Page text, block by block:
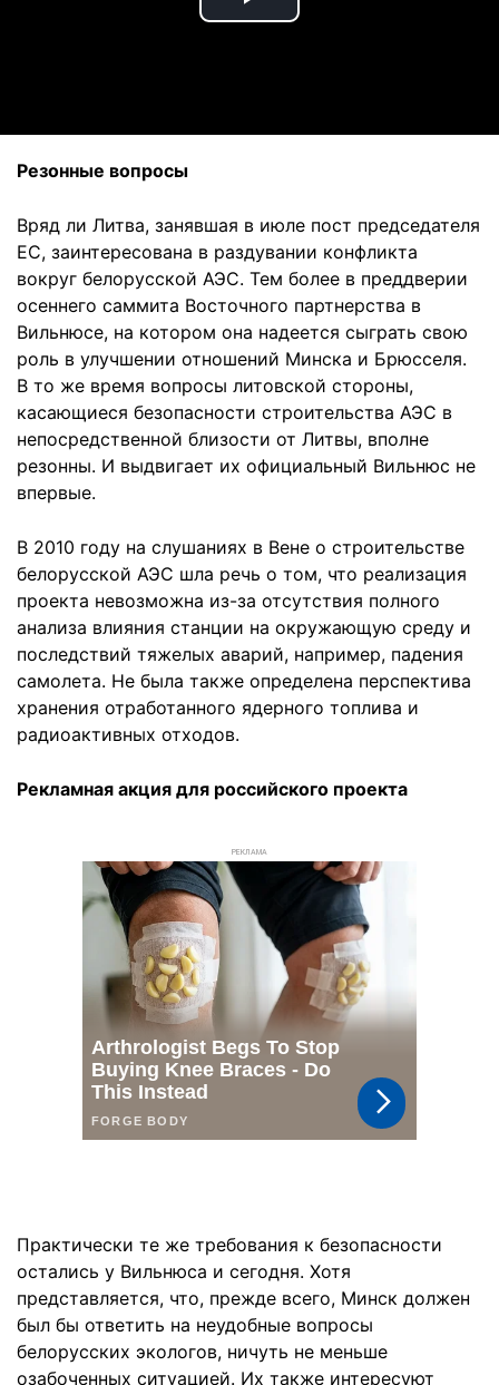
Play
Резонные вопросы
Вряд ли Литва, занявшая в июле пост председателя
ЕС, заинтересована в раздувании конфликта
вокруг белорусской АЭС. Тем более в преддверии
осеннего саммита Восточного партнерства в
Вильнюсе, на котором она надеется сыграть свою
роль в улучшении отношений Минска и Брюсселя.
В то же время вопросы литовской стороны,
касающиеся безопасности строительства АЭС в
непосредственной близости от Литвы, вполне
резонны. И выдвигает их официальный Вильнюс не
впервые.
В 2010 году на слушаниях в Вене о строительстве
белорусской АЭС шла речь о том, что реализация
проекта невозможна из-за отсутствия полного
анализа влияния станции на окружающую среду и
последствий тяжелых аварий, например, падения
самолета. Не была также определена перспектива
хранения отработанного ядерного топлива и
радиоактивных отходов.
Рекламная акция для российского проекта
РЕКЛАМА
Практически те же требования к безопасности
остались у Вильнюса и сегодня. Хотя
представляется, что, прежде всего, Минск должен
был бы ответить на неудобные вопросы
белорусских экологов, ничуть не меньше
озабоченных ситуацией. Их также интересуют